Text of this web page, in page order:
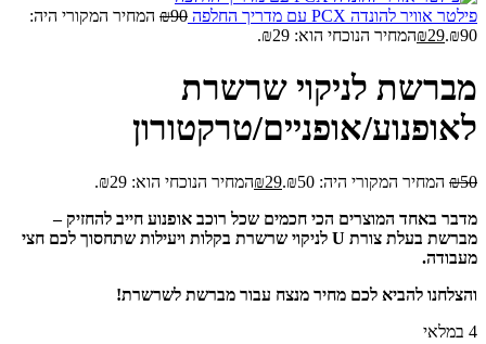
פילטר אוויר להונדה PCX עם מדריך החלפה ₪90
המחיר המקורי היה:
₪90.
₪29 המחיר הנוכחי הוא: ₪29.
מברשת לניקוי שרשרת
לאופנוע/אופניים/טרקטורון
₪50 המחיר המקורי היה: ₪50. ₪29
המחיר הנוכחי הוא: ₪29.
מדבר באחד המוצרים הכי חכמים שכל רוכב אופנוע חייב להחזיק –
מברשת בעלת צורת U לניקוי שרשרת בקלות ויעילות שתחסוך לכם חצי
מעבודה.
והצלחנו להביא לכם מחיר מנצח עבור מברשת לשרשרת!
4 במלאי